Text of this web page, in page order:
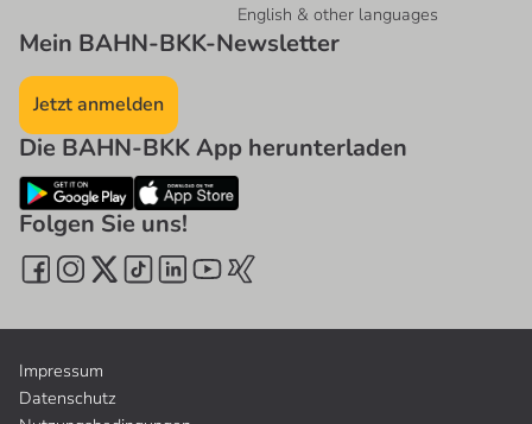
English & other languages
Mein BAHN-BKK-Newsletter
Jetzt anmelden
Die BAHN-BKK App herunterladen
Folgen Sie uns!
Impressum
Datenschutz